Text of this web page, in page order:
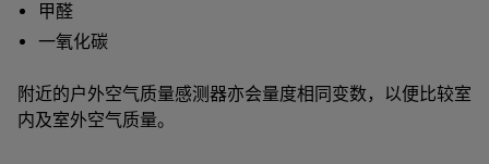
甲醛
一氧化碳
附近的户外空气质量感测器亦会量度相同变数，以便比较室
内及室外空气质量。